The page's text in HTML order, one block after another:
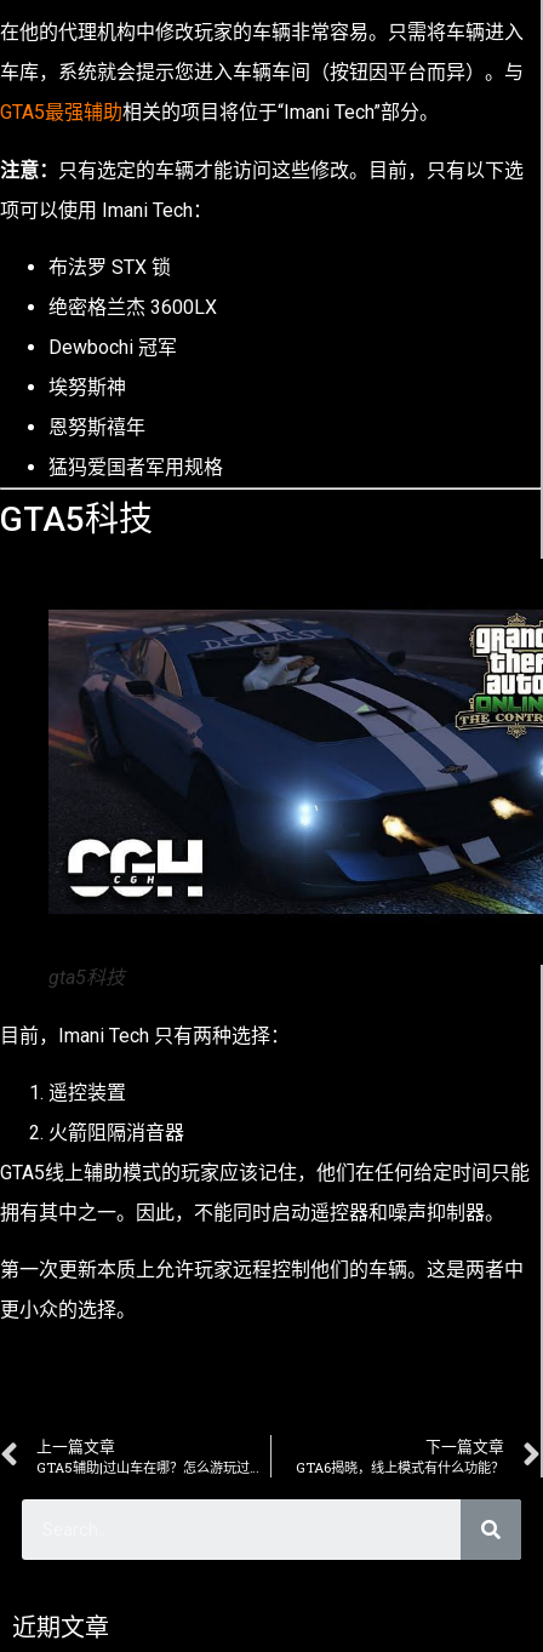
在他的代理机构中修改玩家的车辆非常容易。只需将车辆进入
车库，系统就会提示您进入车辆车间（按钮因平台而异）。与
GTA5最强辅助相关的项目将位于“Imani Tech”部分。
注意：
只有选定的车辆才能访问这些修改。目前，只有以下选
项可以使用 Imani Tech：
布法罗 STX 锁
绝密格兰杰 3600LX
Dewbochi 冠军
埃努斯神
恩努斯禧年
猛犸爱国者军用规格
GTA5科技
gta5科技
目前，Imani Tech 只有两种选择：
遥控装置
火箭阻隔消音器
GTA5线上辅助模式的玩家应该记住，他们在任何给定时间只能
拥有其中之一。因此，不能同时启动遥控器和噪声抑制器。
第一次更新本质上允许玩家远程控制他们的车辆。这是两者中
更小众的选择。
上一篇文章 下一篇文章
GTA6揭晓，线上模式有什么功能？
近期文章